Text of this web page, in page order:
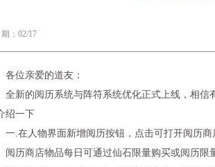
：02/17
位亲爱的道友：
的阅历系统与阵符系统优化正式上线，相信
绍一下
.在人物界面新增阅历按钮，点击可打开阅历商
商店物品每日可通过仙石限量购买或阅历限